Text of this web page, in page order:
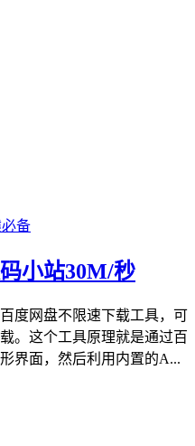
备
小站30M/秒
度网盘不限速下载工具，可
。这个工具原理就是通过百
界面，然后利用内置的A...